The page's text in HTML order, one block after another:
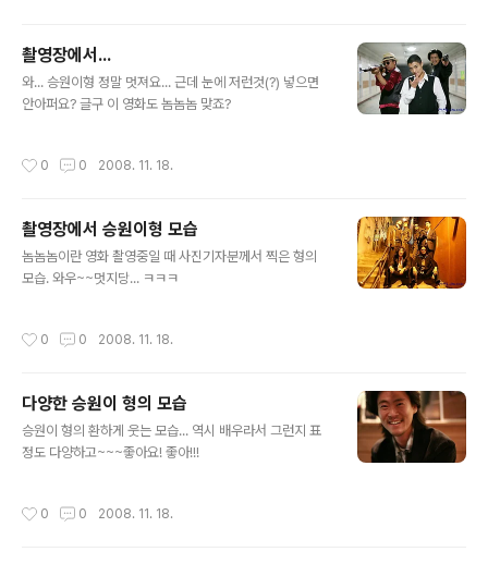
촬영장에서...
와... 승원이형 정말 멋져요... 근데 눈에 저런것(?) 넣으면
안아퍼요? 글구 이 영화도 놈놈놈 맞죠?
0 0 2008. 11. 18.
촬영장에서 승원이형 모습
놈놈놈이란 영화 촬영중일 때 사진기자분께서 찍은 형의
모습. 와우~~멋지당... ㅋㅋㅋ
0 0 2008. 11. 18.
다양한 승원이 형의 모습
승원이 형의 환하게 웃는 모습... 역시 배우라서 그런지 표
정도 다양하고~~~좋아요! 좋아!!!
0 0 2008. 11. 18.